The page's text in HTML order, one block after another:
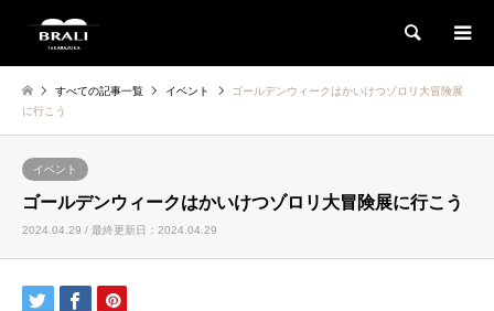
検索
すべての記事一覧 イベント
ゴールデンウィークはかいけつゾロリ大冒険展
に行こう
イベント
ゴールデンウィークはかいけつゾロリ大冒険展に行こう
2024.04.29 / 最終更新日：2024.04.29